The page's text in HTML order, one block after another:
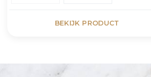
BEKIJK PRODUCT